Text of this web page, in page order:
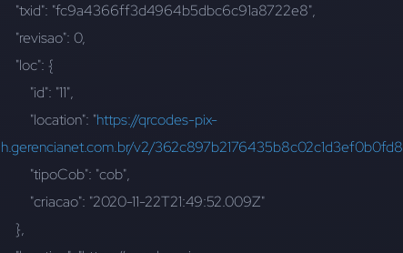
    "txid": "fc9a4366ff3d4964b5dbc6c91a8722e8",
    "revisao": 0,
    "loc": {
        "id": "11",
        "location": "
https://qrcodes-pix-
h.gerencianet.com.br/v2/362c897b2176435b8c02c1d3ef0b0fd8
        "tipoCob": "cob",
        "criacao": "2020-11-22T21:49:52.009Z"
    },